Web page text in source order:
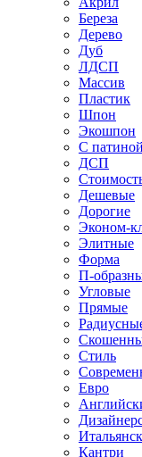
Береза
Дерево
Дуб
ЛДСП
Массив
Пластик
Шпон
Экошпон
С патиной
ДСП
Дешевые
Дорогие
Эконом-
Элитные
Форма
П-
Угловые
Прямые
Стиль
Евро
Кантри